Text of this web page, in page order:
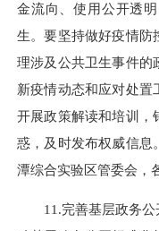
金流向、使用公开透
生。要坚持做好疫情防
理涉及公共卫生事件的
新疫情动态和应对处置
开展政策解读和培训，
惑，及时发布权威信息
潭综合实验区管委会，
11.完善基层政务公